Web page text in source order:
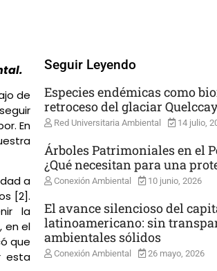
de
En
a
[2].
la
en el
que
esta
Seguir Leyendo
Especies endémicas como
retroceso del glaciar
Red Universitaria Ambiental 14 julio,
Árboles Patrimoniales en el
¿Qué necesitan para una
Conexión Ambiental 10 junio, 2026
El avance silencioso del
latinoamericano: sin
ambientales sólidos
Conexión Ambiental 26 mayo, 2026